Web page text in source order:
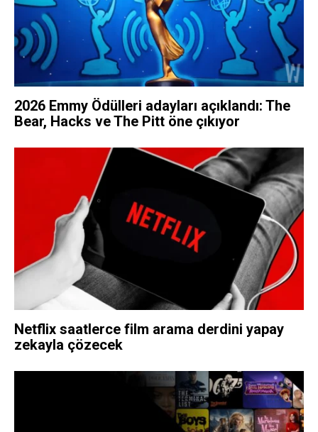
2026 Emmy Ödülleri adayları açıklandı: The
Bear, Hacks ve The Pitt öne çıkıyor
Netflix saatlerce film arama derdini yapay
zekayla çözecek